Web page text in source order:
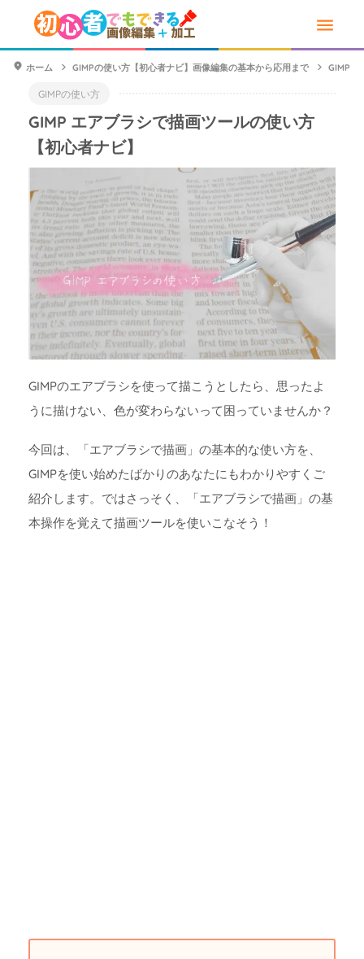
ホーム GIMPの使い方【初心者ナビ】画像編集の基本から応用まで GIMP
GIMPの使い方
GIMP エアブラシで描画ツールの使い方
【初心者ナビ】
GIMPのエアブラシを使って描こうとしたら、思ったよ
うに描けない、色が変わらないって困っていませんか？
今回は、「エアブラシで描画」の基本的な使い方を、
GIMPを使い始めたばかりのあなたにもわかりやすくご
紹介します。ではさっそく、「エアブラシで描画」の基
本操作を覚えて描画ツールを使いこなそう！